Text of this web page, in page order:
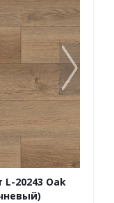
L-20243 Oak